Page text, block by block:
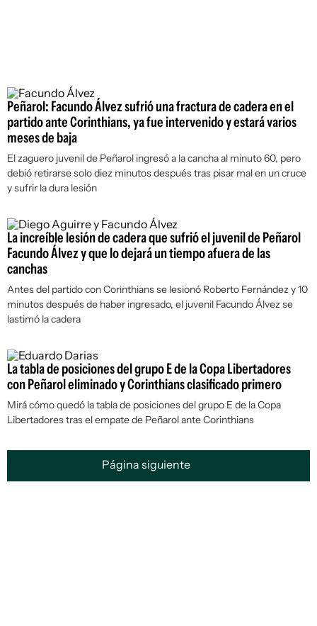
Peñarol: Facundo Álvez sufrió una fractura de cadera en el
partido ante Corinthians, ya fue intervenido y estará varios
meses de baja
El zaguero juvenil de Peñarol ingresó a la cancha al minuto 60, pero
debió retirarse solo diez minutos después tras pisar mal en un cruce
y sufrir la dura lesión
La increíble lesión de cadera que sufrió el juvenil de Peñarol
Facundo Álvez y que lo dejará un tiempo afuera de las
canchas
Antes del partido con Corinthians se lesionó Roberto Fernández y 10
minutos después de haber ingresado, el juvenil Facundo Álvez se
lastimó la cadera
La tabla de posiciones del grupo E de la Copa Libertadores
con Peñarol eliminado y Corinthians clasificado primero
Mirá cómo quedó la tabla de posiciones del grupo E de la Copa
Libertadores tras el empate de Peñarol ante Corinthians
Página siguiente